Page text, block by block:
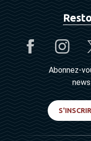
Abonnez-